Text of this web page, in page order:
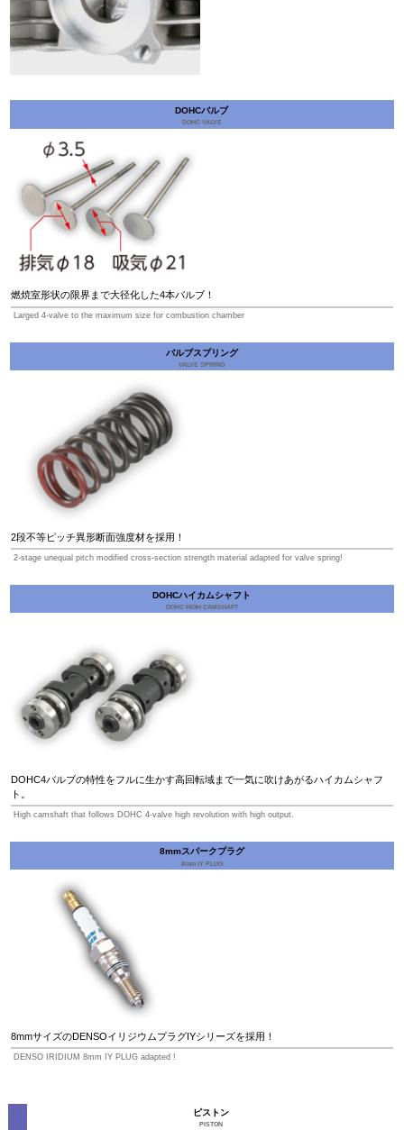
DOHCバルブ
DOHC VALVE
燃焼室形状の限界まで大径化した4本バルブ！
Larged 4-valve to the maximum size for combustion chamber
バルブスプリング
VALVE SPRING
2段不等ピッチ異形断面強度材を採用！
2-stage unequal pitch modified cross-section strength material adapted for valve spring!
DOHCハイカムシャフト
DOHC HIGH CAMSHAFT
DOHC4バルブの特性をフルに生かす高回転域まで一気に吹けあがるハイカムシャフ
ト。
High camshaft that follows DOHC 4-valve high revolution with high output.
8mmスパークプラグ
8mm IY PLUG
8mmサイズのDENSOイリジウムプラグIYシリーズを採用！
DENSO IRIDIUM 8mm IY PLUG adapted !
ピストン
PISTON